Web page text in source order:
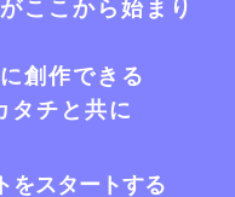
創作できる
タチと共に
をスタートする